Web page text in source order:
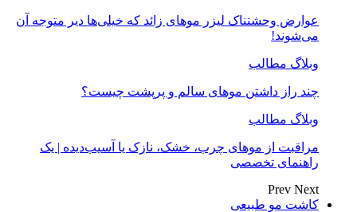
عوارض وحشتناک لیزر موهای زائد که خیلی‌ها دیر متوجه آن
می‌شوند!
وبلاگ مطالب
چند راز داشتن موهای سالم و پرپشت چیست؟
وبلاگ مطالب
مراقبت از موهای چرب، خشک، نازک یا آسیب‌دیده | یک
راهنمای تخصصی
Prev Next
کاشت مو طبیعی